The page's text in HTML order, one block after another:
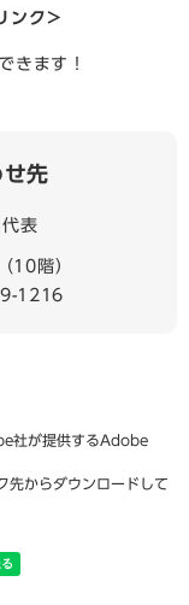
ンク＞
きます！
先
代表
10階）
1216
社が提供するAdobe
先からダウンロードして